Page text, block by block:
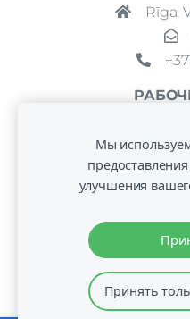
Rīga,
© 2021
Мы
улучшения
Принять